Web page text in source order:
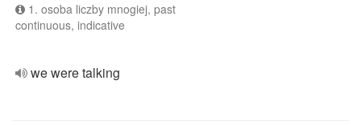
1. osoba liczby mnogiej, past
continuous, indicative
we were talking